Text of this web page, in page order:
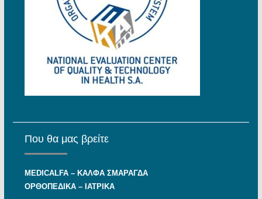
Που θα μας βρείτε
MEDICALFA – KAΛΦΑ ΣΜΑΡΑΓΔΑ
ΟΡΘΟΠΕΔΙΚΑ – ΙΑΤΡΙΚΑ